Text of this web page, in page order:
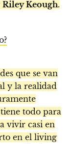
Riley Keough.
que se van
y la realidad
todo para
vivir casi en
en el living